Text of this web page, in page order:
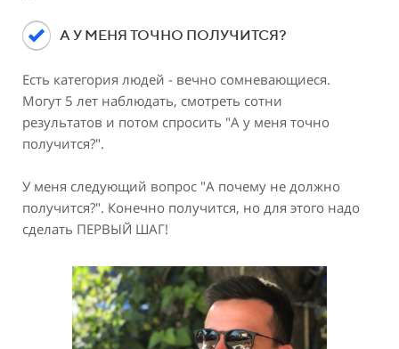
А У МЕНЯ ТОЧНО ПОЛУЧИТСЯ?
Есть категория людей - вечно сомневающиеся.
Могут 5 лет наблюдать, смотреть сотни
результатов и потом спросить "А у меня точно
получится?".
У меня следующий вопрос "А почему не должно
получится?". Конечно получится, но для этого надо
сделать ПЕРВЫЙ ШАГ!